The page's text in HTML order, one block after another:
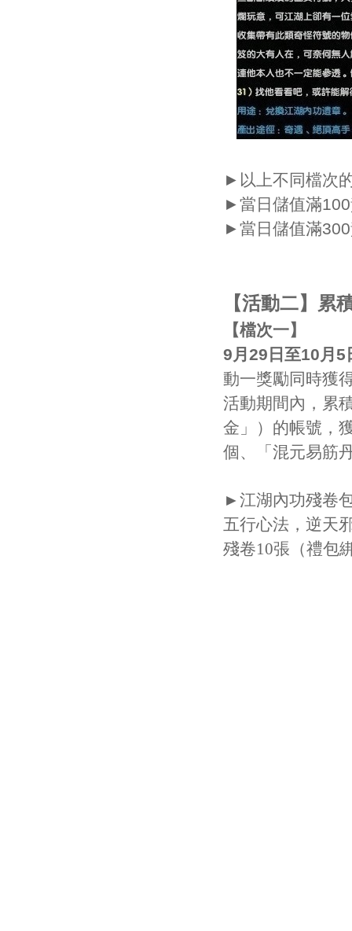
►以上不同檔次
►當日儲值滿
►當日儲值滿
【活動二】累
【檔次一】
9月29日至10月5
動一獎勵同時獲
活動期間內，累
金」
）的帳號，
個、
「混元易筋
►江湖內功殘卷
五行心法，逆天
殘卷10張（禮包